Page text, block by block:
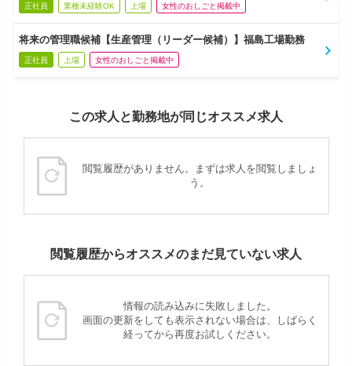
正社員 業種未経験OK 上場 女性のおしごと掲載中
将来の管理職候補【生産管理（リーダー候補）】福島工場勤務
正社員 上場 女性のおしごと掲載中
この求人と勤務地が同じオススメ求人
閲覧履歴がありません。まずは求人を閲覧しましょ
う。
閲覧履歴からオススメのまだ見ていない求人
情報の読み込みに失敗しました。
画面の更新をしても表示されない場合は、しばらく
経ってから再度お試しください。